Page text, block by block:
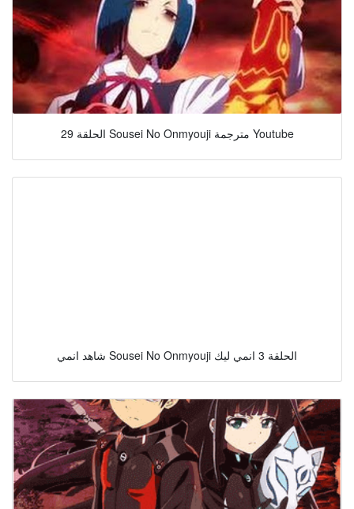
الحلقة 29 Sousei No Onmyouji مترجمة Youtube
شاهد انمي Sousei No Onmyouji الحلقة 3 انمي ليك